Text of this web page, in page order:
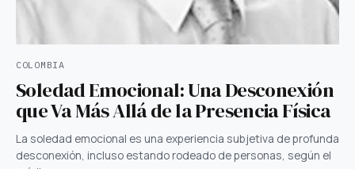
COLOMBIA
Soledad Emocional: Una Desconexión
que Va Más Allá de la Presencia Física
La soledad emocional es una experiencia subjetiva de profunda
desconexión, incluso estando rodeado de personas, según el